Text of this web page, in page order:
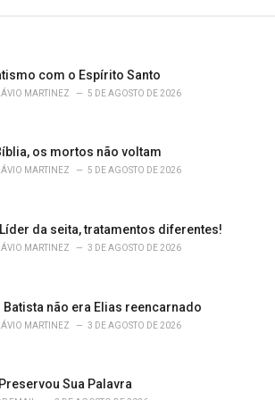
com o Espírito Santo
MARTINEZ 5 DE AGOSTO DE 2026
os mortos não voltam
MARTINEZ 5 DE AGOSTO DE 2026
da seita, tratamentos diferentes!
MARTINEZ 3 DE AGOSTO DE 2026
Batista não era Elias reencarnado
MARTINEZ 3 DE AGOSTO DE 2026
Sua Palavra